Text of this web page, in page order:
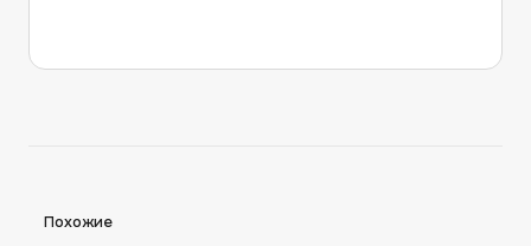
Похожие